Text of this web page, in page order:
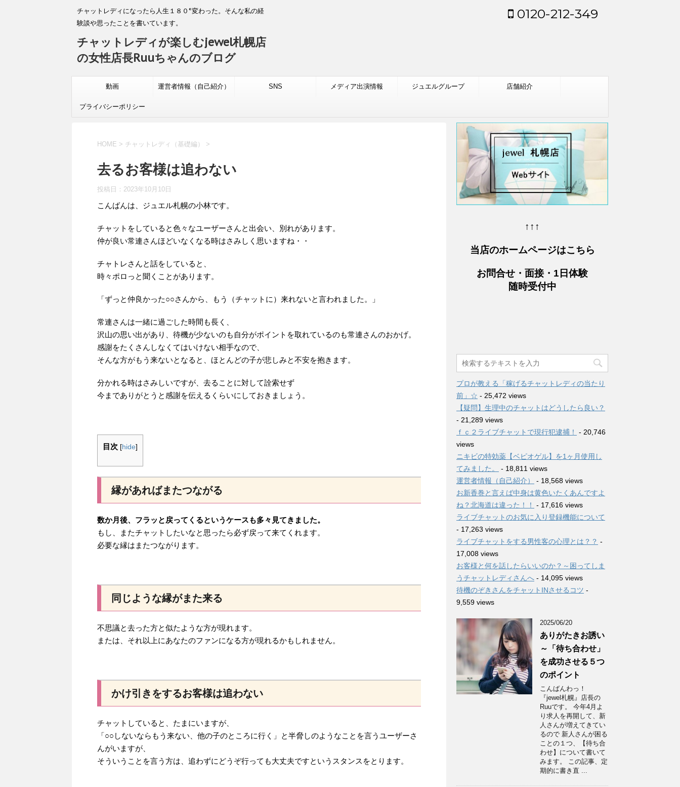
チャットレディになったら人生１８０°変わった。そんな私の経
験談や思ったことを書いています。
チャットレディが楽しむjewel札幌店
の女性店長Ruuちゃんのブログ
0120-212-349
動画 運営者情報（自己紹介） SNS メディア出演情報 ジュエルグループ 店舗紹介
プライバシーポリシー
HOME > チャットレディ（基礎編） >
去るお客様は追わない
投稿日： 2023年10月10日
こんばんは、ジュエル札幌の小林です。
チャットをしていると色々なユーザーさんと出会い、別れがあります。
仲が良い常連さんほどいなくなる時はさみしく思いますね・・
チャトレさんと話をしていると、
時々ポロっと聞くことがあります。
「ずっと仲良かった○○さんから、もう（チャットに）来れないと言われました。」
常連さんは一緒に過ごした時間も長く、
沢山の思い出があり、待機が少ないのも自分がポイントを取れているのも常連さんのおかげ。
感謝をたくさんしなくてはいけない相手なので、
そんな方がもう来ないとなると、ほとんどの子が悲しみと不安を抱きます。
分かれる時はさみしいですが、去ることに対して詮索せず
今までありがとうと感謝を伝えるくらいにしておきましょう。
目次 [hide]
縁があればまたつながる
数か月後、フラッと戻ってくるというケースも多々見てきました。
もし、またチャットしたいなと思ったら必ず戻って来てくれます。
必要な縁はまたつながります。
同じような縁がまた来る
不思議と去った方と似たような方が現れます。
または、それ以上にあなたのファンになる方が現れるかもしれません。
かけ引きをするお客様は追わない
チャットしていると、たまにいますが、
「○○しないならもう来ない、他の子のところに行く」と半脅しのようなことを言うユーザーさ
んがいますが、
そういうことを言う方は、追わずにどうぞ行っても大丈夫ですというスタンスをとります。
↑↑↑
当店のホームページはこちら
お問合せ・面接・1日体験
随時受付中
プロが教える「稼げるチャットレディの当たり
前」☆ - 25,472 views
【疑問】生理中のチャットはどうしたら良い？
- 21,289 views
ｆｃ２ライブチャットで現行犯逮捕！
- 20,746
views
ニキビの特効薬【ベピオゲル】を1ヶ月使用し
てみました。
- 18,811 views
運営者情報（自己紹介）
- 18,568 views
お新香巻と言えば中身は黄色いたくあんですよ
ね？北海道は違った！！
- 17,616 views
ライブチャットのお気に入り登録機能について
- 17,263 views
ライブチャットをする男性客の心理とは？？ -
17,008 views
お客様と何を話したらいいのか？～困ってしま
うチャットレディさんへ - 14,095 views
待機のぞきさんをチャットINさせるコツ -
9,559 views
2025/06/20
ありがたきお誘い
～「待ち合わせ」
を成功させる５つ
のポイント
こんばんわっ！
『jewel札幌』店長の
Ruuです。 今年4月よ
り求人を再開して、新
人さんが増えてきてい
るので 新人さんが困る
ことの１つ、【待ち合
わせ】について書いて
みます。 この記事、定
期的に書き直 ...